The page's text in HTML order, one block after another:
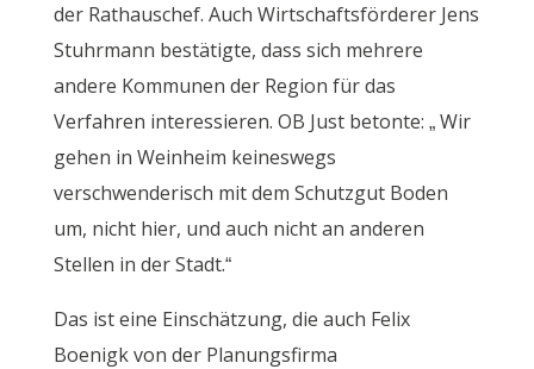
der Rathauschef. Auch Wirtschaftsförderer Jens
Stuhrmann bestätigte, dass sich mehrere
andere Kommunen der Region für das
Verfahren interessieren. OB Just betonte: „ Wir
gehen in Weinheim keineswegs
verschwenderisch mit dem Schutzgut Boden
um, nicht hier, und auch nicht an anderen
Stellen in der Stadt.“
Das ist eine Einschätzung, die auch Felix
Boenigk von der Planungsfirma